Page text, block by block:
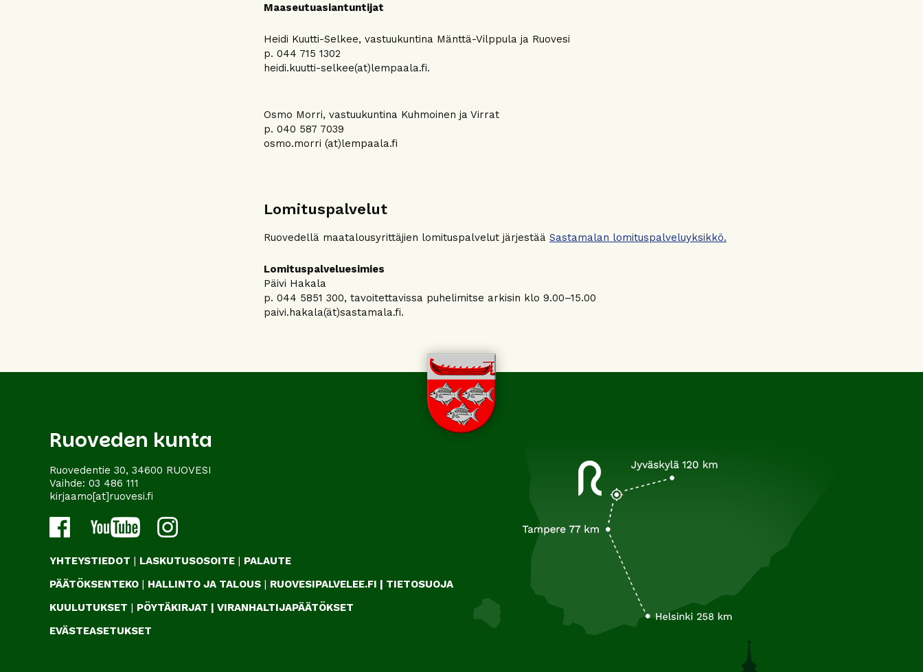
Maaseutuasiantuntijat
Heidi Kuutti-Selkee, vastuukuntina Mänttä-Vilppula ja Ruovesi
p. 044 715 1302
heidi.kuutti-selkee(at)lempaala.fi.
Osmo Morri, vastuukuntina Kuhmoinen ja Virrat
p. 040 587 7039
osmo.morri (at)lempaala.fi
Lomituspalvelut
Ruovedellä maatalousyrittäjien lomituspalvelut järjestää Sastamalan lomituspalveluyksikkö.
Lomituspalveluesimies
Päivi Hakala
p. 044 5851 300, tavoitettavissa puhelimitse arkisin klo 9.00–15.00
paivi.hakala(ät)sastamala.fi.
Ruoveden kunta
Ruovedentie 30, 34600 RUOVESI
Vaihde: 03 486 111
kirjaamo[at]ruovesi.fi
YHTEYSTIEDOT | LASKUTUSOSOITE | PALAUTE
PÄÄTÖKSENTEKO | HALLINTO JA TALOUS | RUOVESIPALVELEE.FI | TIETOSUOJA
KUULUTUKSET | PÖYTÄKIRJAT | VIRANHALTIJAPÄÄTÖKSET
EVÄSTEASETUKSET